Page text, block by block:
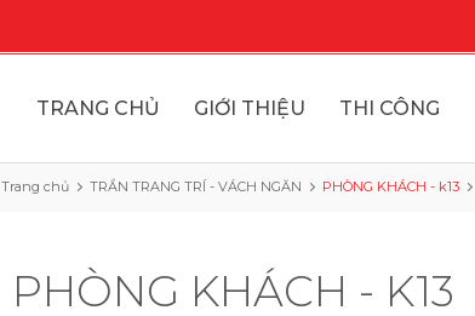
TRANG CHỦ GIỚI THIỆU THI CÔNG
Trang chủ TRẦN TRANG TRÍ - VÁCH NGĂN PHÒNG KHÁCH - k13
PHÒNG KHÁCH - K13